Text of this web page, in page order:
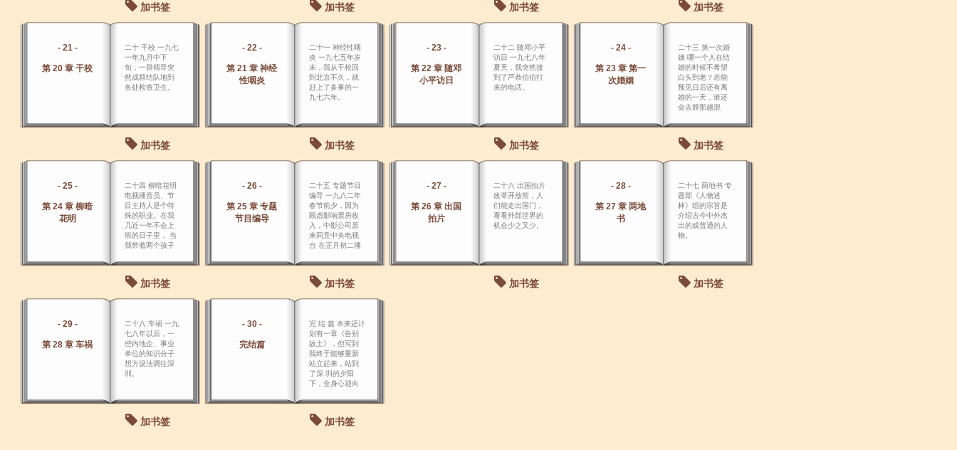
加书签 加书签 加书签 加书签
- 21 -
第 20 章 干校
二十 干校 一九七
一年九月中下
旬，一群领导突
然成群结队地到
各处检查卫生。
加书签
- 22 -
第 21 章 神经
性咽炎
二十一 神经性咽
炎 一九七五年岁
末，我从干校回
到北京不久，就
赶上了多事的一
九七六年。
加书签
- 23 -
第 22 章 随邓
小平访日
二十二 随邓小平
访日 一九七八年
夏天，我突然接
到了严恭伯伯打
来的电话。
加书签
- 24 -
第 23 章 第一
次婚姻
二十三 第一次婚
姻 哪一个人在结
婚的时候不希望
白头到老？若能
预见日后还有离
婚的一天，谁还
会去膛那趟混
中最复杂的娇姻
关系，却大都成
就在人们尚不够
够正确地选择和
驾驭婚姻，更何
况一个非 正常的
年代
加书签
- 25 -
第 24 章 柳暗
花明
二十四 柳暗花明
电视播音员、节
目主持人是个特
殊的职业。在我
几近一年不会上
班的日子里， 当
我带着两个孩子
年时代的马将军
小院时，我对自
己的职业思考了
加书签
- 26 -
第 25 章 专题
节目编导
二十五 专题节目
编导 一九八二年
春节前夕，因为
顾虑影响票房收
入，中影公司原
来同意中央电视
台 在正月初二播
影片，突然宣布
撤销。
加书签
- 27 -
第 26 章 出国
拍片
二十六 出国拍片
改革开放前，人
们能走出国门，
看看外部世界的
机会少之又少。
加书签
- 28 -
第 27 章 两地
书
二十七 两地书 专
题部《人物述
林》组的宗旨是
介绍古今中外杰
出的或普通的人
物。
加书签
- 29 -
第 28 章 车祸
二十八 车祸 一九
七八年以后，一
些内地企、事业
单位的知识分子
想方设法调往深
圳。
加书签
- 30 -
完结篇
完 结 篇 本来还计
划有一章《告别
故土》，但写到
我终于能够重新
站立起来，站到
了深 圳的夕阳
下，全身心迎向
然决定就此打
住…… 掩卷长
思，悲从中来。
加书签